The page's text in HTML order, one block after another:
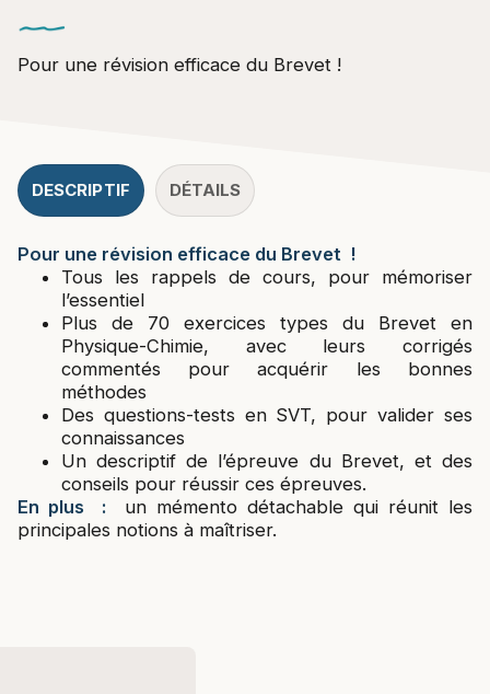
Pour une révision efficace du Brevet !
DESCRIPTIF DÉTAILS
Pour une révision efficace du Brevet !
Tous les rappels de cours, pour mémoriser
l’essentiel
Plus de 70 exercices types du Brevet en
Physique-Chimie, avec leurs corrigés
commentés pour acquérir les bonnes
méthodes
Des questions-tests en SVT, pour valider ses
connaissances
Un descriptif de l’épreuve du Brevet, et des
conseils pour réussir ces épreuves.
En plus : un mémento détachable qui réunit les
principales notions à maîtriser.